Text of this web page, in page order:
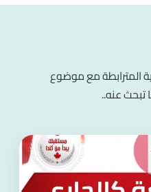
المترابطة مع موضوع
تبحث عنه..